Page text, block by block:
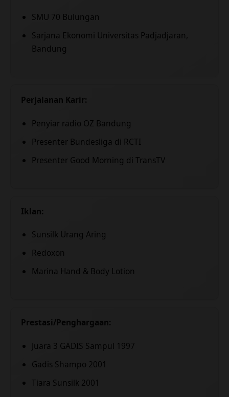
SMU 70 Bulungan
Sarjana Ekonomi Universitas Padjadjaran,
Bandung
Perjalanan Karir:
Penyiar radio OZ Bandung
Presenter Bundesliga di RCTI
Presenter Good Morning di TransTV
Iklan:
Sunsilk Urang Aring
Redoxon
Marina Hand & Body Lotion
Prestasi/Penghargaan:
Juara 3 GADIS Sampul 1997
Gadis Shampo 2001
Tiara Sunsilk 2001